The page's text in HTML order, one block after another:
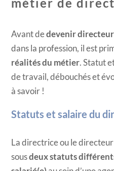
métier de
Avant dedevenir
dans la profession, il est
réalités du métier. Statut
de travail, débouchés et
à savoir !
Statuts et salaire du
La directrice ou le
sousdeux statuts